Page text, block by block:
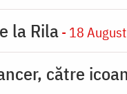
la Rila- 18 August
către